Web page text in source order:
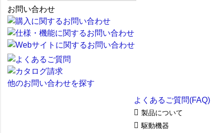
お問い合わせ
他のお問い合わせを探す
よくあるご質問(FAQ)
製品について
駆動機器